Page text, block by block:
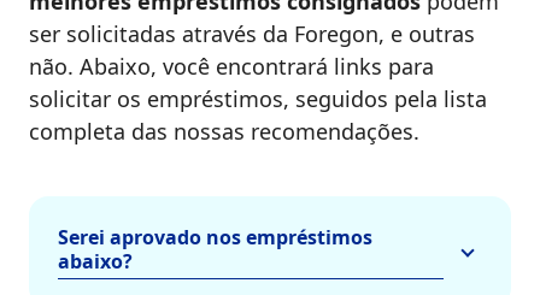
ser solicitadas através da Foregon, e outras
não. Abaixo, você encontrará links para
solicitar os empréstimos, seguidos pela lista
completa das nossas recomendações.
Serei aprovado nos empréstimos
abaixo?